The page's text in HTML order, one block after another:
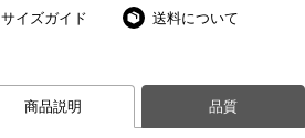
サイズガイド 送料について
商品説明 品質